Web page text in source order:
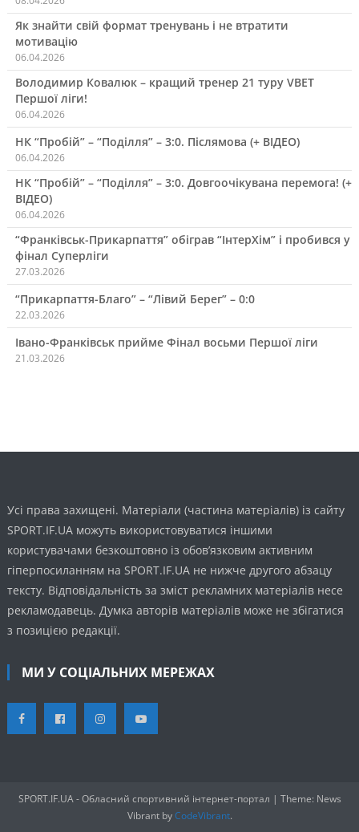
Як знайти свій формат тренувань і не втратити
мотивацію
06.04.2026
Володимир Ковалюк – кращий тренер 21 туру VBET
Першої ліги!
06.04.2026
НК “Пробій” – “Поділля” – 3:0. Післямова (+ ВІДЕО)
06.04.2026
НК “Пробій” – “Поділля” – 3:0. Довгоочікувана перемога! (+
ВІДЕО)
06.04.2026
“Франківськ-Прикарпаття” обіграв “ІнтерХім” і пробився у
фінал Суперліги
27.03.2026
“Прикарпаття-Благо” – “Лівий Берег” – 0:0
22.03.2026
Івано-Франківськ прийме Фінал восьми Першої ліги
21.03.2026
Усі права захищені. Матеріали (частина матеріалів) із сайту
SPORT.IF.UA можуть використовуватися іншими
користувачами безкоштовно із обов’язковим активним
гіперпосиланням на SPORT.IF.UA не нижче другого абзацу
тексту. Відповідальність за зміст рекламних матеріалів несе
рекламодавець. Думка авторів матеріалів може не збігатися
з позицією редакції.
МИ У СОЦІАЛЬНИХ МЕРЕЖАХ
SPORT.IF.UA - Обласний спортивний інтернет-портал | Theme: News
Vibrant byCodeVibrant.